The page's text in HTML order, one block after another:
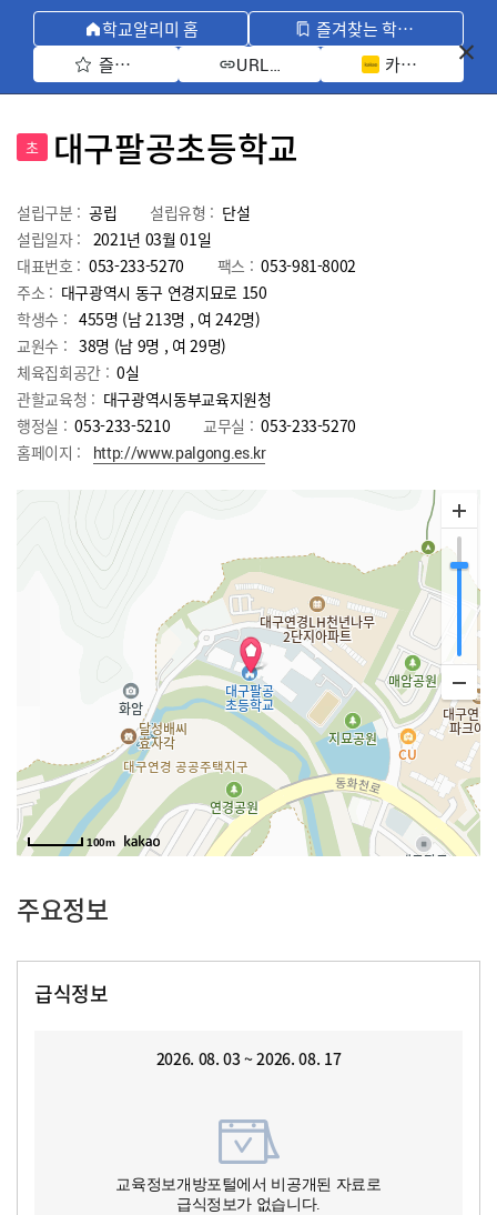
학교알리미 홈
즐겨찾는 학교 모아보기
즐겨찾기 선택
URL 복사 카카오톡 공유
초 대구팔공초등학교
설립구분 : 공립 설립유형 : 단설
설립일자 : 2021년 03월 01일
대표번호 : 053-233-5270 팩스 : 053-981-8002
주소 : 대구광역시 동구 연경지묘로 150
학생수 : 455명 (남 213명 , 여 242명)
교원수 : 38명 (남 9명 , 여29명)
체육집회공간 : 0실
관할교육청 : 대구광역시동부교육지원청
행정실 : 053-233-5210 교무실 : 053-233-5270
홈페이지 :
http://www.palgong.es.kr
100m
주요정보
급식정보
2026. 08. 03 ~ 2026. 08. 17
교육정보개방포털에서 비공개된 자료로
급식정보가 없습니다.